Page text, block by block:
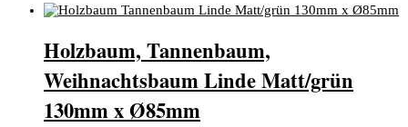
Holzbaum, Tannenbaum,
Weihnachtsbaum Linde Matt/grün
130mm x Ø85mm